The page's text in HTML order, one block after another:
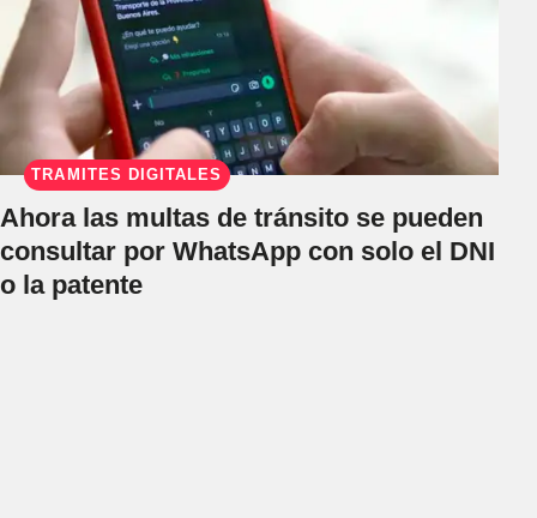
TRÁMITES DIGITALES
Ahora las multas de tránsito se pueden
consultar por WhatsApp con solo el DNI
o la patente